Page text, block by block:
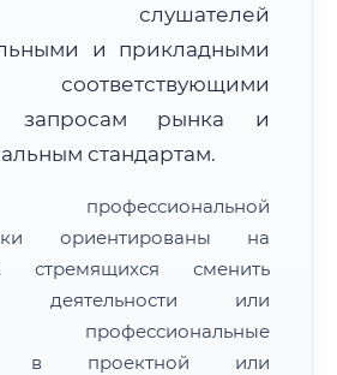
км
/ Почтой:4–6 рабочих дней
для увеличения и просмотра
слушателей
и прикладными
соответствующими
запросам рынка и
стандартам.
профессиональной
ориентированы на
стремящихся сменить
деятельности или
профессиональные
в проектной или